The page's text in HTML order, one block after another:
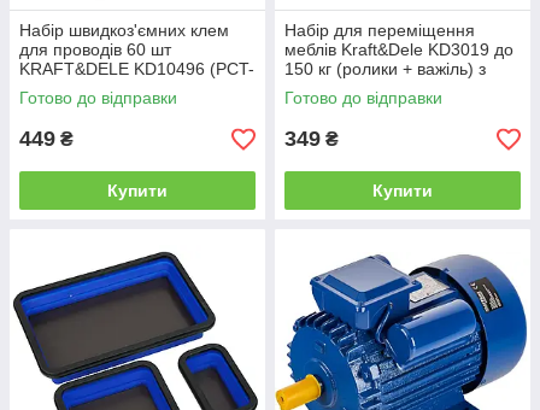
Набір швидкоз'ємних клем
для проводів 60 шт
KRAFT&DELE KD10496 (PCT-
212, PCT-213, PCT-215)
Готово до відправки
449 ₴
Купити
Набір для переміщення
меблів Kraft&Dele KD3019 до
150 кг (ролики + важіль) з
гумовими накладками
Готово до відправки
349 ₴
Купити